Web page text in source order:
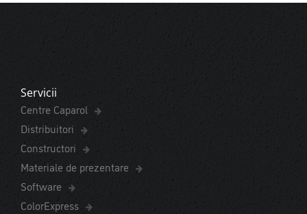
Servicii
Centre Caparol
Distribuitori
Constructori
Materiale de prezentare
Software
ColorExpress